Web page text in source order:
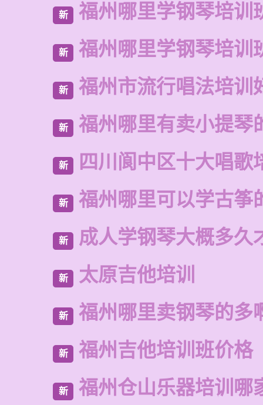
新 福州哪里学钢琴培训
新 福州哪里学钢琴培训
新 福州市流行唱法培训
新 福州哪里有卖小提琴
新 四川阆中区十大唱歌
新 福州哪里可以学古筝
新 成人学钢琴大概多久
新 太原吉他培训
新 福州哪里卖钢琴的多
新 福州吉他培训班价格
新 福州仓山乐器培训哪